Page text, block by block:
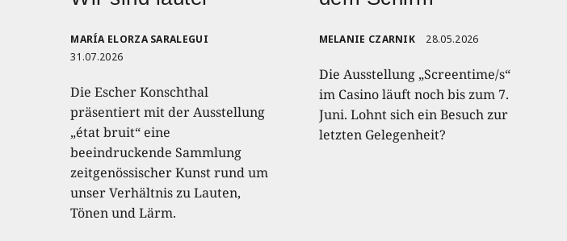
MARÍA ELORZA SARALEGUI
31.07.2026
Die Escher Konschthal
präsentiert mit der Ausstellung
„état bruit“ eine
beeindruckende Sammlung
zeitgenössischer Kunst rund um
unser Verhältnis zu Lauten,
Tönen und Lärm.
MELANIE CZARNIK 28.05.2026
Die Ausstellung „Screentime/s“
im Casino läuft noch bis zum 7.
Juni. Lohnt sich ein Besuch zur
letzten Gelegenheit?